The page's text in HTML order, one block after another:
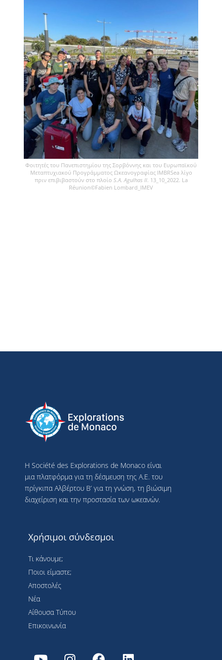
Φοιτητές του Πανεπιστημίου της Σορβόννης και του Ευρωπαϊκού
Μεταπτυχιακού Προγράμματος Ωκεανογραφίας IMBRSea λίγο
πριν επιβιβαστούν στο πλοίο S.A. Agulhas II. 13_10_2022. La
Réunion©Fabien Lombard_IMEV
Η Société des Explorations de Monaco είναι
μια πλατφόρμα για τη δέσμευση της Α.Ε. του
πρίγκιπα Αλβέρτου Β’ για τη γνώση, τη βιώσιμη
διαχείριση και την προστασία των ωκεανών.
Χρήσιμοι σύνδεσμοι
Τι κάνουμε;
Ποιοι είμαστε;
Αποστολές
Νέα
Αίθουσα Τύπου
Επικοινωνία